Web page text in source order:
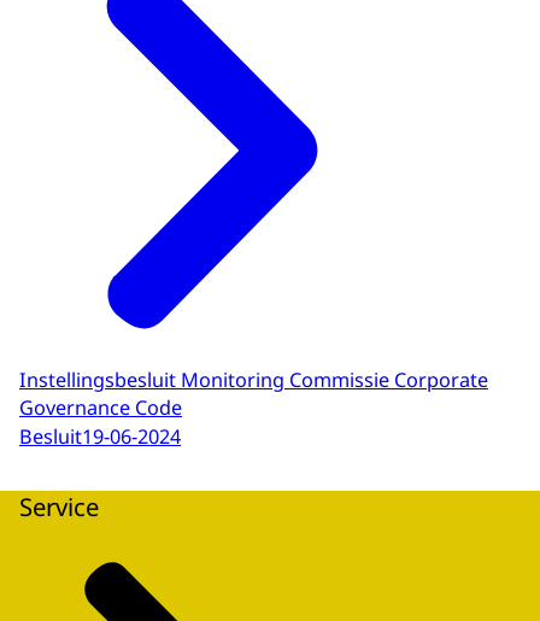
Instellingsbesluit Monitoring Commissie Corporate
Governance Code
Besluit19-06-2024
Service